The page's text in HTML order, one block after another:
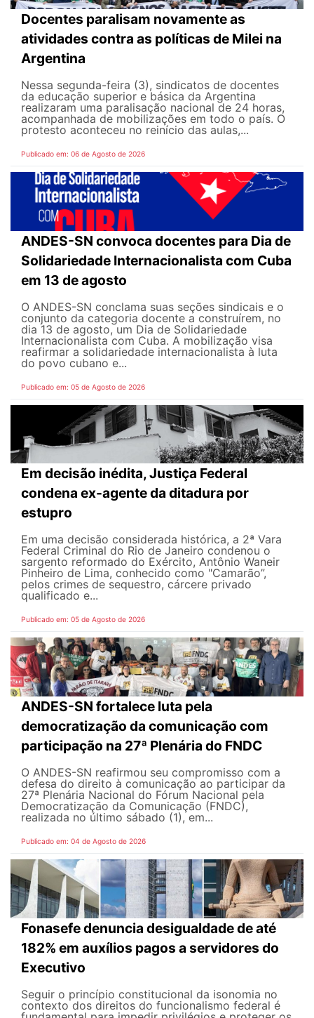
Docentes paralisam novamente as
atividades contra as políticas de Milei na
Argentina
Nessa segunda-feira (3), sindicatos de docentes
da educação superior e básica da Argentina
realizaram uma paralisação nacional de 24 horas,
acompanhada de mobilizações em todo o país. O
protesto aconteceu no reinício das aulas,...
Publicado em: 06 de Agosto de 2026
ANDES-SN convoca docentes para Dia de
Solidariedade Internacionalista com Cuba
em 13 de agosto
O ANDES-SN conclama suas seções sindicais e o
conjunto da categoria docente a construírem, no
dia 13 de agosto, um Dia de Solidariedade
Internacionalista com Cuba. A mobilização visa
reafirmar a solidariedade internacionalista à luta
do povo cubano e...
Publicado em: 05 de Agosto de 2026
Em decisão inédita, Justiça Federal
condena ex-agente da ditadura por
estupro
Em uma decisão considerada histórica, a 2ª Vara
Federal Criminal do Rio de Janeiro condenou o
sargento reformado do Exército, Antônio Waneir
Pinheiro de Lima, conhecido como "Camarão”,
pelos crimes de sequestro, cárcere privado
qualificado e...
Publicado em: 05 de Agosto de 2026
ANDES-SN fortalece luta pela
democratização da comunicação com
participação na 27ª Plenária do FNDC
O ANDES-SN reafirmou seu compromisso com a
defesa do direito à comunicação ao participar da
27ª Plenária Nacional do Fórum Nacional pela
Democratização da Comunicação (FNDC),
realizada no último sábado (1), em...
Publicado em: 04 de Agosto de 2026
Fonasefe denuncia desigualdade de até
182% em auxílios pagos a servidores do
Executivo
Seguir o princípio constitucional da isonomia no
contexto dos direitos do funcionalismo federal é